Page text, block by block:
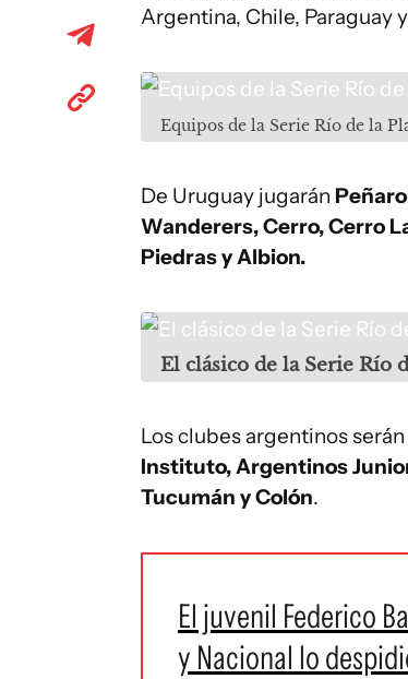
Argentina, Chile, Paraguay
Equipos de la Serie Río de la
De Uruguay jugarán
Wanderers, Cerro, Cerro
Piedras y Albion.
El clásico de la Serie Río
Los clubes argentinos serán
Instituto, Argentinos
Tucumán y Colón.
El juvenil Federico
y Nacional lo